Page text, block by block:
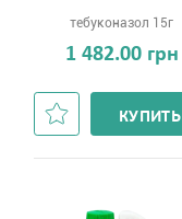
тебуконазол 15г
1 482.00 грн
КУПИТЬ